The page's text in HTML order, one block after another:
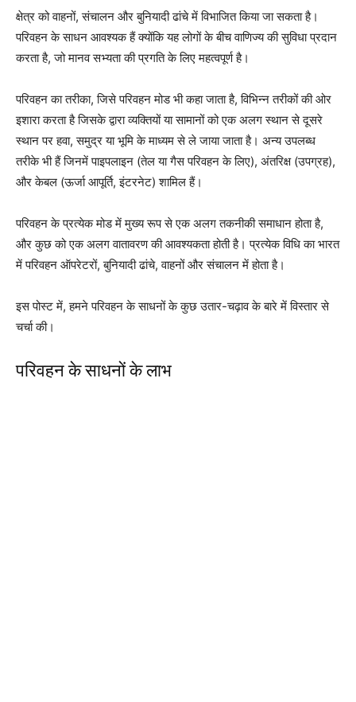
क्षेत्र को वाहनों, संचालन और बुनियादी ढांचे में विभाजित किया जा सकता है।
परिवहन के साधन आवश्यक हैं क्योंकि यह लोगों के बीच वाणिज्य की सुविधा प्रदान
करता है, जो मानव सभ्यता की प्रगति के लिए महत्वपूर्ण है।
परिवहन का तरीका, जिसे परिवहन मोड भी कहा जाता है, विभिन्न तरीकों की ओर
इशारा करता है जिसके द्वारा व्यक्तियों या सामानों को एक अलग स्थान से दूसरे
स्थान पर हवा, समुद्र या भूमि के माध्यम से ले जाया जाता है। अन्य उपलब्ध
तरीके भी हैं जिनमें पाइपलाइन (तेल या गैस परिवहन के लिए), अंतरिक्ष (उपग्रह),
और केबल (ऊर्जा आपूर्ति, इंटरनेट) शामिल हैं।
परिवहन के प्रत्येक मोड में मुख्य रूप से एक अलग तकनीकी समाधान होता है,
और कुछ को एक अलग वातावरण की आवश्यकता होती है। प्रत्येक विधि का भारत
में परिवहन ऑपरेटरों, बुनियादी ढांचे, वाहनों और संचालन में होता है।
इस पोस्ट में, हमने परिवहन के साधनों के कुछ उतार-चढ़ाव के बारे में विस्तार से
चर्चा की।
परिवहन के साधनों के लाभ